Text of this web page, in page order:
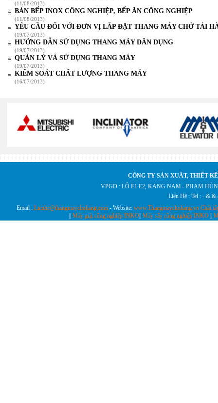
(11/08/2013)
BÁN BẾP INOX CÔNG NGHIỆP, BẾP ĂN CÔNG NGHIỆP
(11/08/2013)
YÊU CẦU ĐỐI VỚI ĐƠN VỊ LẮP ĐẶT THANG MÁY CHỞ TẢI
(19/07/2013)
HƯỚNG DẪN SỬ DỤNG THANG MÁY DÂN DỤNG
(19/07/2013)
QUẢN LÝ VÀ SỬ DỤNG THANG MÁY
(19/07/2013)
KIỂM SOÁT CHẤT LƯỢNG THANG MÁY
(16/07/2013)
CÔNG TY SẢN XUẤT, THIẾT
VPGD : LÔ E1.E2, KANG NAM - PHẠM
Liên Hệ : Tel : -
Email : Lienhe@thangmaychohang.com - Website: www.Thangmaychohang.vn Chất
|| Máy giặt công nghiệp INKO|| Máy sấy công nghiệp INKO ||